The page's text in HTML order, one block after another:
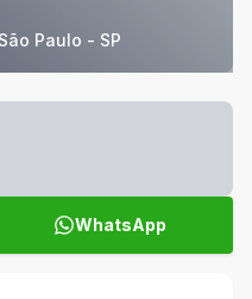
Paulo - SP
WhatsApp